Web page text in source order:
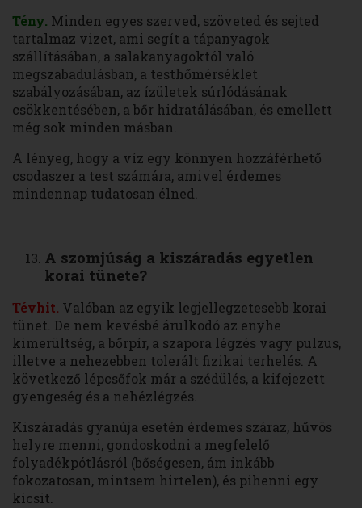
Tény. Minden egyes szerved, szöveted és sejted
tartalmaz vizet, ami segít a tápanyagok
szállításában, a salakanyagoktól való
megszabadulásban, a testhőmérséklet
szabályozásában, az ízületek súrlódásának
csökkentésében, a bőr hidratálásában, és emellett
még sok minden másban.
A lényeg, hogy a víz egy könnyen hozzáférhető
csodaszer a test számára, amivel érdemes
mindennap tudatosan élned.
A szomjúság a kiszáradás egyetlen
korai tünete?
Tévhit. Valóban az egyik legjellegzetesebb korai
tünet. De nem kevésbé árulkodó az enyhe
kimerültség, a bőrpír, a szapora légzés vagy pulzus,
illetve a nehezebben tolerált fizikai terhelés. A
következő lépcsőfok már a szédülés, a kifejezett
gyengeség és a nehézlégzés.
Kiszáradás gyanúja esetén érdemes száraz, hűvös
helyre menni, gondoskodni a megfelelő
folyadékpótlásról (bőségesen, ám inkább
fokozatosan, mintsem hirtelen), és pihenni egy
kicsit.